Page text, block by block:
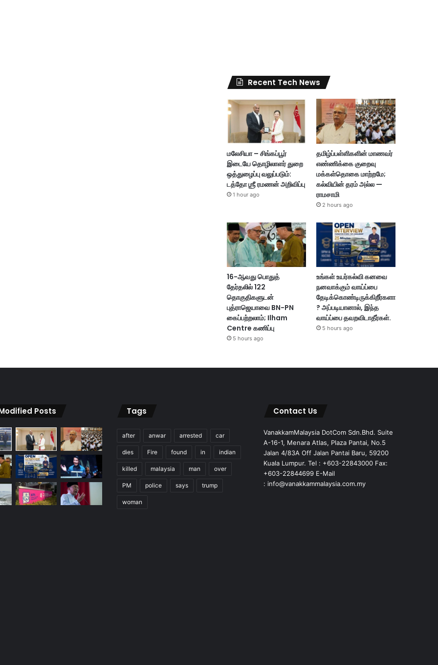
Recent Tech News
மலேசியா – சிங்கப்பூர்
இடையே தொழிலாளர் துறை
ஒத்துழைப்பு வலுப்படும்:
டத்தோ ஶ்ரீ ரமணன் அறிவிப்பு
1 hour ago
தமிழ்ப்பள்ளிகளின் மாணவர்
எண்ணிக்கை குறைவு
மக்கள்தொகை மாற்றமே;
கல்வியின் தரம் அல்ல —
ராமசாமி
2 hours ago
16-ஆவது பொதுத்
தேர்தலில் 122
தொகுதிகளுடன்
புத்ராஜெயாவை BN-PN
கைப்பற்றலாம்; Ilham
Centre கணிப்பு
5 hours ago
உங்கள் உயர்கல்வி கனவை
நனவாக்கும் வாய்ப்பை
தேடிக்கொண்டிருக்கிறீர்களா
? அப்படியானால், இந்த
வாய்ப்பை தவறவிடாதீர்கள்.
5 hours ago
Posts Tags
after anwar arrested car
dies Fire found in indian
killed malaysia man over
PM police says trump
woman
Contact Us
VanakkamMalaysia DotCom Sdn.Bhd. Suite
A-16-1, Menara Atlas, Plaza Pantai, No.5
Jalan 4/83A Off Jalan Pantai Baru, 59200
Kuala Lumpur. Tel : +603-22843000 Fax:
+603-22844699 E-Mail
: info@vanakkammalaysia.com.my